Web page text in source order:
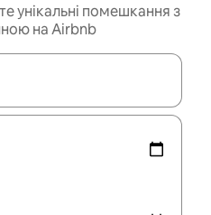
унікальні помешкання з
на Airbnb
пошуку, використовуйте для